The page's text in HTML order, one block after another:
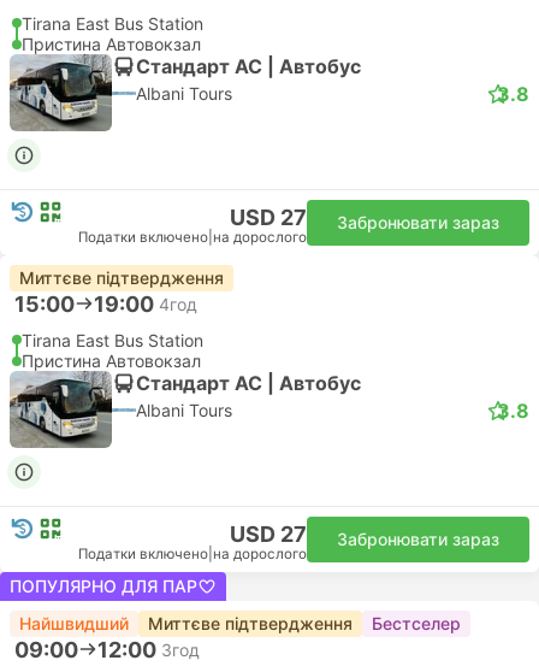
Tirana East Bus Station
Пристина Автовокзал
Стандарт АС | Автобус
Albani Tours 3.8
USD 27
Податки включено на дорослого
Забронювати зараз
Миттєве підтвердження
15:00 19:00 4год
Tirana East Bus Station
Пристина Автовокзал
Стандарт АС | Автобус
Albani Tours 3.8
USD 27
Податки включено на дорослого
Забронювати зараз
ПОПУЛЯРНО ДЛЯ ПАР
Найшвидший
Миттєве підтвердження Бестселер
09:00 12:00 3год